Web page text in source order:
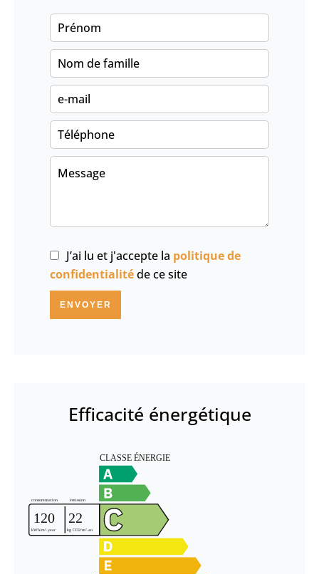
J’ai lu et j'accepte la politique de
confidentialitéde ce site
ENVOYER
Efficacité énergétique